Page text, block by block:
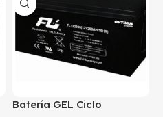
Batería GEL Ciclo